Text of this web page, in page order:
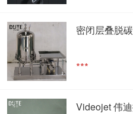
密闭层叠脱
***
Videojet 伟